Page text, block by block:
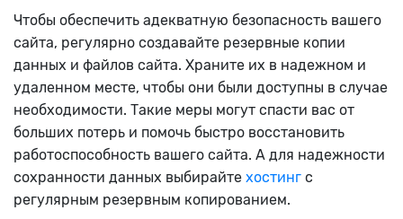
Чтобы обеспечить адекватную безопасность вашего
сайта, регулярно создавайте резервные копии
данных и файлов сайта. Храните их в надежном и
удаленном месте, чтобы они были доступны в случае
необходимости. Такие меры могут спасти вас от
больших потерь и помочь быстро восстановить
работоспособность вашего сайта. А для надежности
сохранности данных выбирайте хостинг с
регулярным резервным копированием.